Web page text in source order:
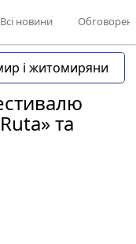
Всі новини
і житомиряни
та